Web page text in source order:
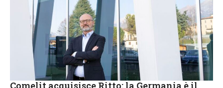
Comelit acquisisce Ritto: la Germania è il